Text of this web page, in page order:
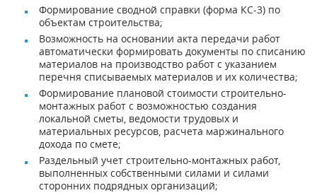
Формирование сводной справки (форма КС-3) по
объектам строительства;
Возможность на основании акта передачи работ
автоматически формировать документы по списанию
материалов на производство работ с указанием
перечня списываемых материалов и их количества;
Формирование плановой стоимости строительно-
монтажных работ с возможностью создания
локальной сметы, ведомости трудовых и
материальных ресурсов, расчета маржинального
дохода по смете;
Раздельный учет строительно-монтажных работ,
выполненных собственными силами и силами
сторонних подрядных организаций;